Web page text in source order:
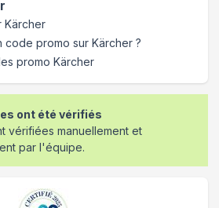
Kärcher
code promo sur Kärcher ?
promo Kärcher
ont été vérifiés
vérifiées manuellement et
par l'équipe.